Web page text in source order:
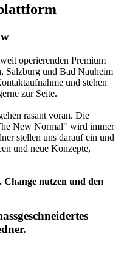
operierenden Premium
Salzburg und Bad Nauheim
und stehen
zur Seite.
rasant voran. Die
New Normal" wird immer
stellen uns darauf ein und
und neue Konzepte,
nutzen und den